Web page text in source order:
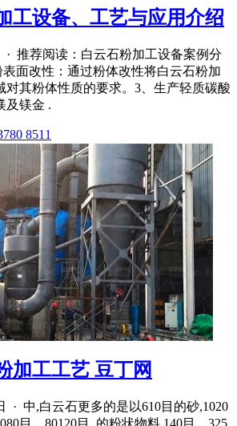
工设备、工艺与应用介绍
· 推荐阅读：白云石粉加工设备案例分
面改性：通过粉体改性将白云石粉加
对其粉体性质的要求。3、生产轻质碳酸
及镁金 .
8511
加工工艺 豆丁网
· 中,白云石更多的是以610目的砂,1020